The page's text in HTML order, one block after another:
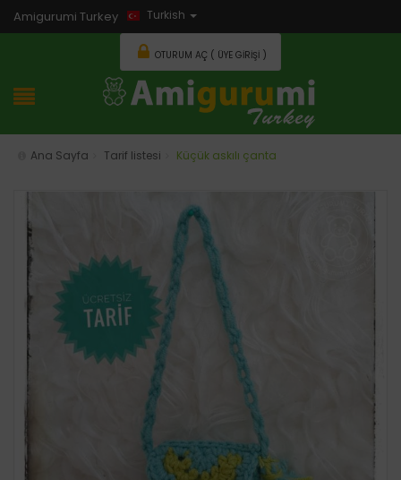
Amigurumi Turkey Turkish
OTURUM AÇ ( ÜYE GIRIŞI )
Ana Sayfa Tarif listesi Küçük askılı çanta